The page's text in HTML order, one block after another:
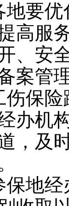
优
高服
、安
管
险
办机
，及
经